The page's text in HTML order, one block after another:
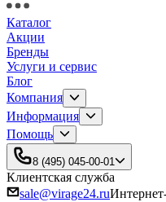
Каталог
Акции
Бренды
Услуги и сервис
Блог
Компания
Информация
Помощь
8 (495) 045-00-01
Клиентская служба
sale@virage24.ru